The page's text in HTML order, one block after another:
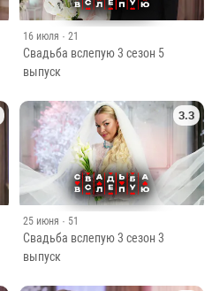
16 июля · 21
Свадьба вслепую 3 сезон 5
выпуск
3.3
25 июня · 51
Свадьба вслепую 3 сезон 3
выпуск